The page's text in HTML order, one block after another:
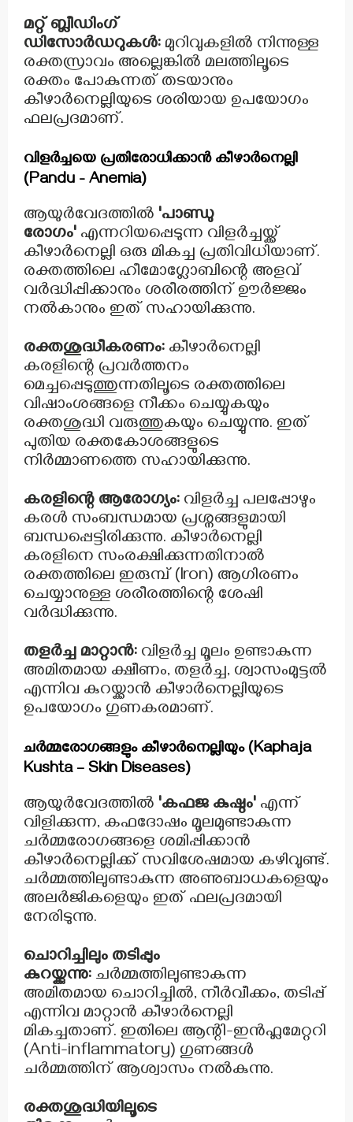
മറ്റ് ബ്ലീഡിംഗ്
ഡിസോർഡറുകൾ: മുറിവുകളിൽ നിന്നുള്ള
രക്തസ്രാവം അല്ലെങ്കിൽ മലത്തിലൂടെ
രക്തം പോകുന്നത് തടയാനും
കീഴാർനെല്ലിയുടെ ശരിയായ ഉപയോഗം
ഫലപ്രദമാണ്.
വിളർച്ചയെ പ്രതിരോധിക്കാൻ കീഴാർനെല്ലി
(Pandu - Anemia)
ആയുർവേദത്തിൽ 'പാണ്ഡു
രോഗം' എന്നറിയപ്പെടുന്ന വിളർച്ചയ്ക്ക്
കീഴാർനെല്ലി ഒരു മികച്ച പ്രതിവിധിയാണ്.
രക്തത്തിലെ ഹീമോഗ്ലോബിന്റെ അളവ്
വർദ്ധിപ്പിക്കാനും ശരീരത്തിന് ഊർജ്ജം
നൽകാനും ഇത് സഹായിക്കുന്നു.
രക്തശുദ്ധീകരണം: കീഴാർനെല്ലി
കരളിന്റെ പ്രവർത്തനം
മെച്ചപ്പെടുത്തുന്നതിലൂടെ രക്തത്തിലെ
വിഷാംശങ്ങളെ നീക്കം ചെയ്യുകയും
രക്തശുദ്ധി വരുത്തുകയും ചെയ്യുന്നു. ഇത്
പുതിയ രക്തകോശങ്ങളുടെ
നിർമ്മാണത്തെ സഹായിക്കുന്നു.
കരളിന്റെ ആരോഗ്യം: വിളർച്ച പലപ്പോഴും
കരൾ സംബന്ധമായ പ്രശ്നങ്ങളുമായി
ബന്ധപ്പെട്ടിരിക്കുന്നു. കീഴാർനെല്ലി
കരളിനെ സംരക്ഷിക്കുന്നതിനാൽ
രക്തത്തിലെ ഇരുമ്പ് (Iron) ആഗിരണം
ചെയ്യാനുള്ള ശരീരത്തിന്റെ ശേഷി
വർദ്ധിക്കുന്നു.
തളർച്ച മാറ്റാൻ: വിളർച്ച മൂലം ഉണ്ടാകുന്ന
അമിതമായ ക്ഷീണം, തളർച്ച, ശ്വാസംമുട്ടൽ
എന്നിവ കുറയ്ക്കാൻ കീഴാർനെല്ലിയുടെ
ഉപയോഗം ഗുണകരമാണ്.
ചർമ്മരോഗങ്ങളും കീഴാർനെല്ലിയും (Kaphaja
Kushta – Skin Diseases)
ആയുർവേദത്തിൽ 'കഫജ കുഷ്ഠം' എന്ന്
വിളിക്കുന്ന, കഫദോഷം മൂലമുണ്ടാകുന്ന
ചർമ്മരോഗങ്ങളെ ശമിപ്പിക്കാൻ
കീഴാർനെല്ലിക്ക് സവിശേഷമായ കഴിവുണ്ട്.
ചർമ്മത്തിലുണ്ടാകുന്ന അണുബാധകളെയും
അലർജികളെയും ഇത് ഫലപ്രദമായി
നേരിടുന്നു.
ചൊറിച്ചിലും തടിപ്പും
കുറയ്ക്കുന്നു: ചർമ്മത്തിലുണ്ടാകുന്ന
അമിതമായ ചൊറിച്ചിൽ, നീർവീക്കം, തടിപ്പ്
എന്നിവ മാറ്റാൻ കീഴാർനെല്ലി
മികച്ചതാണ്. ഇതിലെ ആന്റി-ഇൻഫ്ലമേറ്ററി
(Anti-inflammatory) ഗുണങ്ങൾ
ചർമ്മത്തിന് ആശ്വാസം നൽകുന്നു.
രക്തശുദ്ധിയിലൂടെ